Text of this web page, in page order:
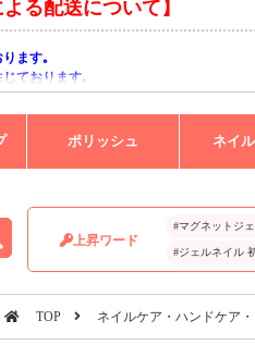
る配送について】
ます｡
ております｡
ますようお願い申し上げます｡
ポリッシュ ネイ
上昇ワード
#マグネットジ
#ジェルネイル
TOP ネイルケア・ハンドケア